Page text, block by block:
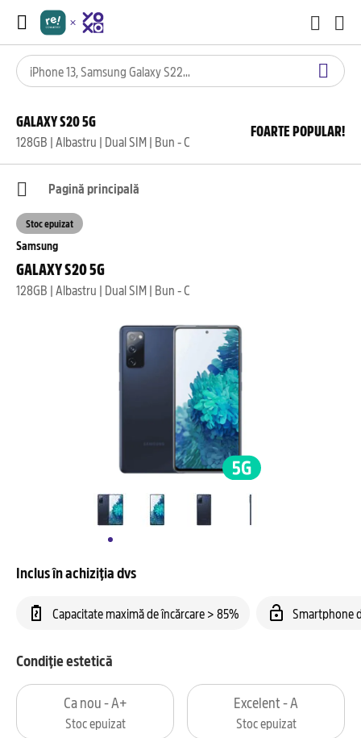
GALAXY S20 5G
128GB | Albastru | Dual SIM | Bun - C
FOARTE POPULAR!
Pagină principală
Samsung
GALAXY S20 5G
128GB | Albastru | Dual SIM | Bun - C
Stoc epuizat
Inclus în achiziția dvs
Capacitate maximă de încărcare > 85% Smartphone
Condiție estetică
Ca nou - A+
Stoc epuizat
Excelent - A
Stoc epuizat